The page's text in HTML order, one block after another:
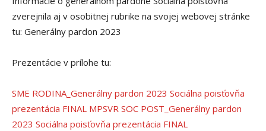
zverejnila aj v osobitnej rubrike na svojej webovej stránke
tu: Generálny pardon 2023
Prezentácie v prílohe tu:
SME RODINA_Generálny pardon 2023 Sociálna poisťovňa
prezentácia FINAL MPSVR SOC POST_Generálny pardon
2023 Sociálna poisťovňa prezentácia FINAL